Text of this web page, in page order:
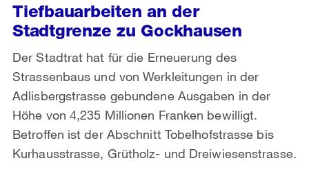
Tiefbauarbeiten an der
Stadtgrenze zu Gockhausen
Der Stadtrat hat für die Erneuerung des
Strassenbaus und von Werkleitungen in der
Adlisbergstrasse gebundene Ausgaben in der
Höhe von 4,235 Millionen Franken bewilligt.
Betroffen ist der Abschnitt Tobelhofstrasse bis
Kurhausstrasse, Grütholz- und Dreiwiesenstrasse.